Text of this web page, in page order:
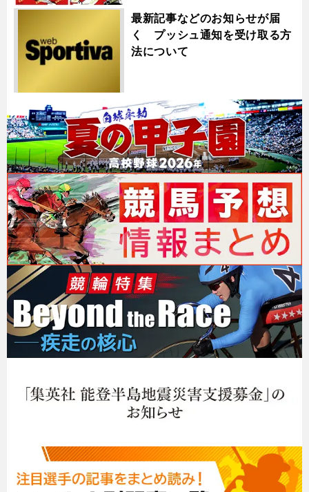
最新記事などのお知らせが届
く プッシュ通知を受け取る方
法について